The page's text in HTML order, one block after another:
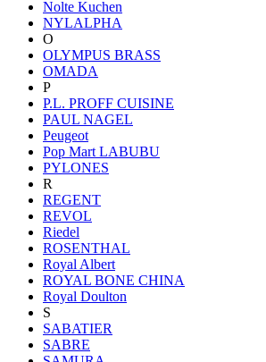
Nolte Kuchen
NYLALPHA
O
OLYMPUS BRASS
OMADA
P
P.L. PROFF CUISINE
PAUL NAGEL
Peugeot
Pop Mart LABUBU
PYLONES
R
REGENT
REVOL
Riedel
ROSENTHAL
Royal Albert
ROYAL BONE CHINA
Royal Doulton
S
SABATIER
SABRE